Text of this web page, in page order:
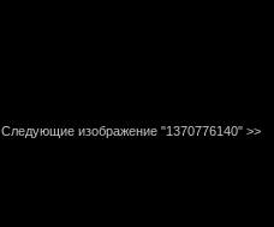
Следующие изображение "1370776140" >>